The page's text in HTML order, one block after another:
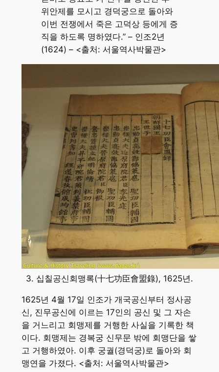
위안제를 모시고 경덕궁으로 돌아와
이번 전쟁에서 죽은 고덕상 등에게 증
직을 하도록 명하였다.” – 인조2년
(1624) – <출처: 서울역사박물관>
3. 십칠공신회맹록(十七功臣會盟錄), 1625년.
1625년 4월 17일 인조가 개국공신부터 정사공
신, 진무공신에 이르는 17인의 공신 및 그 자손
을 거느리고 회맹제를 거행한 사실을 기록한 책
이다. 회맹제는 경복궁 신무문 밖에 회맹단을 쌓
고 거행하였아. 이후 궁궐(경덕궁)로 돌아와 회
맹연을 가졌다. <출처: 서울역사박물관>